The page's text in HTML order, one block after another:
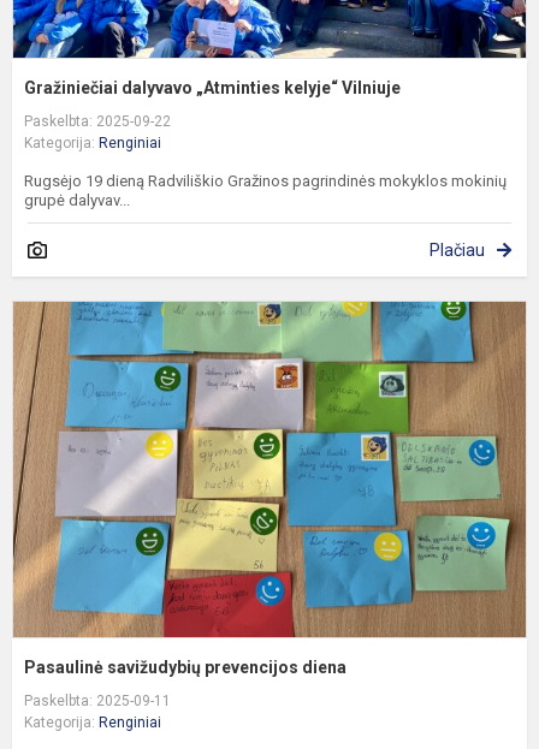
Gražiniečiai dalyvavo „Atminties kelyje“ Vilniuje
Paskelbta: 2025-09-22
Kategorija: Renginiai
Rugsėjo 19 dieną Radviliškio Gražinos pagrindinės mokyklos mokinių
grupė dalyvav...
Plačiau
Pasaulinė savižudybių prevencijos diena
Paskelbta: 2025-09-11
Kategorija: Renginiai